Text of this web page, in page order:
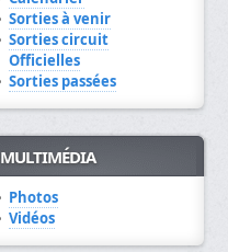
Sorties à venir
Sorties circuit
Officielles
Sorties passées
MULTIMÉDIA
Photos
Vidéos